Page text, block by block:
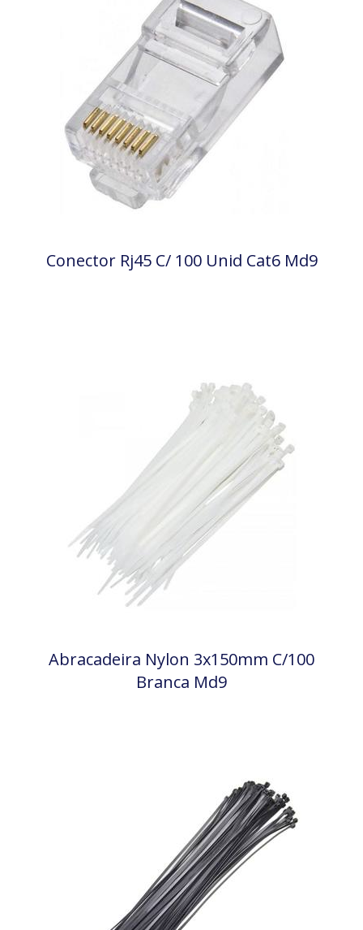
Conector Rj45 C/ 100 Unid Cat6 Md9
Abracadeira Nylon 3x150mm C/100
Branca Md9